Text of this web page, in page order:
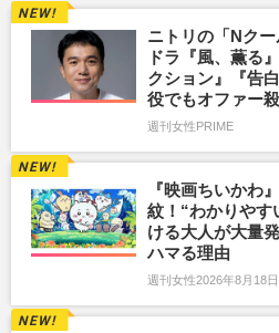
ニトリの「Nク
ドラ『風、薫る
クション』『告
役でもオファー
週刊女性PRIME
『映画ちいかわ
紋！“わかりやす
ける大人が大量
ハマる理由
週刊女性2026年8月18